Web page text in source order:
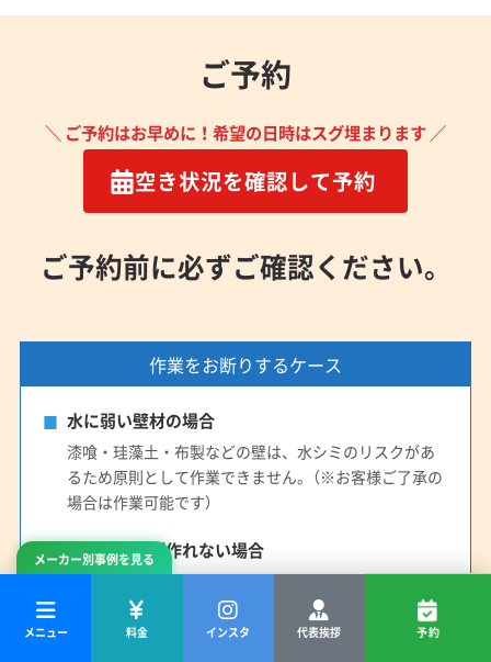
メーカー別事例を見る
メニュー 料金 インスタ 代表挨拶 予約
ご予約
＼ ご予約はお早めに！希望の日時はスグ埋まります ／
空き状況を確認して予約
ご予約前に必ずご確認ください。
作業をお断りするケース
水に弱い壁材の場合
漆喰・珪藻土・布製などの壁は、水シミのリスクがあ
るため原則として作業できません。（※お客様ご了承の
場合は作業可能です）
安全な環境が作れない場合
十分な作業スペースが確保できない、高所で危険が伴
うなど、安全な作業が困難だと判断した場合。